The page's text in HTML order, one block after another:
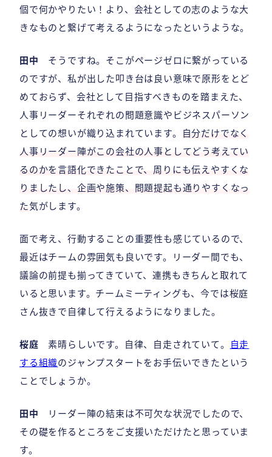
個で何かやりたい！より、会社としての志のような大
きなものと繋げて考えるようになったというような。
田中 そうですね。そこがページゼロに繋がっている
のですが、私が出した叩き台は良い意味で原形をとど
めておらず、会社として目指すべきものを踏まえた、
人事リーダーそれぞれの問題意識やビジネスパーソン
としての想いが織り込まれています。
自分だけでなく
人事リーダー陣がこの会社の人事としてどう考えてい
るのかを言語化できたことで、周りにも伝えやすくな
りましたし、企画や施策、問題提起も通りやすくなっ
た気がします。
面で考え、行動することの重要性も感じているので、
最近はチームの雰囲気も良いです。リーダー間でも、
議論の前提も揃ってきていて、連携もきちんと取れて
いると思います。チームミーティングも、今では桜庭
さん抜きで自律して行えるようになりました。
桜庭 素晴らしいです。自律、自走されていて。
自走
する組織のジャンプスタートをお手伝いできたという
ことでしょうか。
田中 リーダー陣の結束は不可欠な状況でしたので、
その礎を作るところをご支援いただけたと思っていま
す。